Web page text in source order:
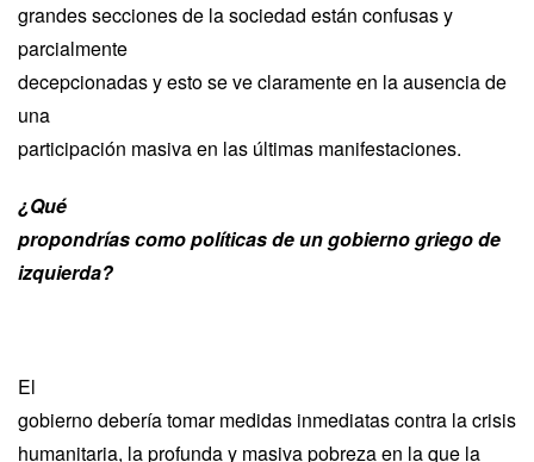
grandes secciones de la sociedad están confusas y
parcialmente
decepcionadas y esto se ve claramente en la ausencia de
una
participación masiva en las últimas manifestaciones.
¿Qué
propondrías como políticas de un gobierno griego de
izquierda?
El
gobierno debería tomar medidas inmediatas contra la crisis
humanitaria, la profunda y masiva pobreza en la que la